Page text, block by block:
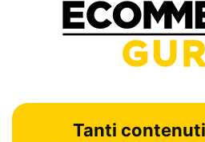
Tanti